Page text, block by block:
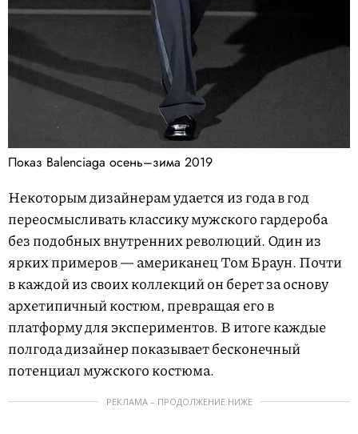
Показ Balenciaga осень–зима 2019
Некоторым дизайнерам удается из года в год
переосмысливать классику мужского гардероба
без подобных внутренних революций. Один из
ярких примеров — американец Том Браун. Почти
в каждой из своих коллекций он берет за основу
архетипичный костюм, превращая его в
платформу для экспериментов. В итоге каждые
полгода дизайнер показывает бесконечный
потенциал мужского костюма.
РЕКЛАМА – ПРОДОЛЖЕНИЕ НИЖЕ